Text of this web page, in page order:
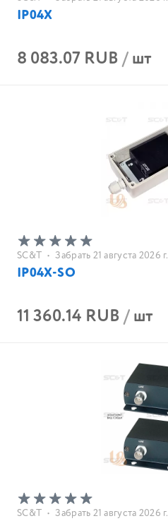
IP04X
8 083.07 RUB/шт
SC&T • Забрать 21 августа 2026 г.
IP04X-SO
11 360.14 RUB/шт
SC&T • Забрать 21 августа 2026 г.